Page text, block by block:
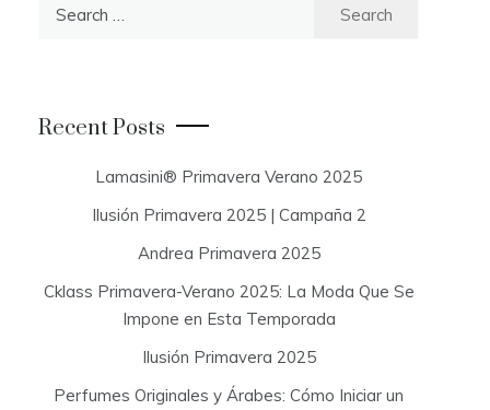
r
:
Recent Posts
Lamasini® Primavera Verano 2025
Ilusión Primavera 2025 | Campaña 2
Andrea Primavera 2025
Cklass Primavera-Verano 2025: La Moda Que Se
Impone en Esta Temporada
Ilusión Primavera 2025
Perfumes Originales y Árabes: Cómo Iniciar un